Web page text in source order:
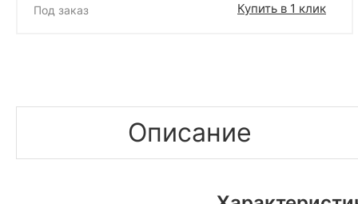
Под заказ Купить в 1 клик
Описание